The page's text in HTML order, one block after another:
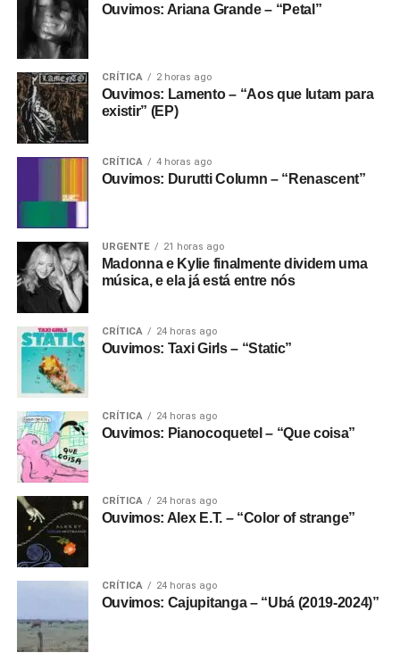
Ouvimos: Ariana Grande – “Petal”
CRÍTICA 2 horas ago
Ouvimos: Lamento – “Aos que lutam para
existir” (EP)
CRÍTICA 4 horas ago
Ouvimos: Durutti Column – “Renascent”
URGENTE 21 horas ago
Madonna e Kylie finalmente dividem uma
música, e ela já está entre nós
CRÍTICA 24 horas ago
Ouvimos: Taxi Girls – “Static”
CRÍTICA 24 horas ago
Ouvimos: Pianocoquetel – “Que coisa”
CRÍTICA 24 horas ago
Ouvimos: Alex E.T. – “Color of strange”
CRÍTICA 24 horas ago
Ouvimos: Cajupitanga – “Ubá (2019-2024)”